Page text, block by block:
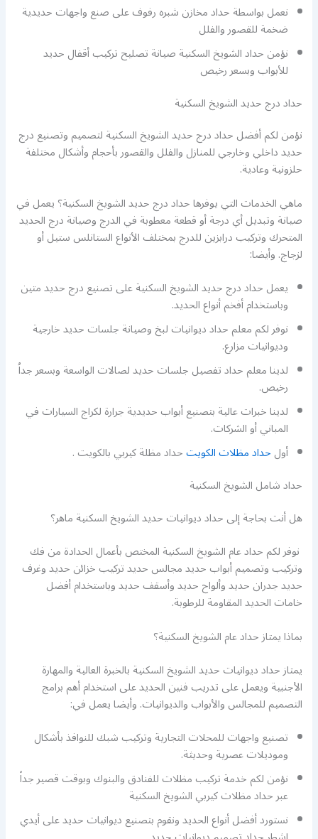
نعمل بواسطة حداد مخازن شبره رفوف على صنع واجهات حديدية
ضخمة للقصور والفلل
نؤمن حداد الشويخ السكنية صيانة تصليح تركيب أقفال حديد
للأبواب وبسعر رخيص
حداد درج حديد الشويخ السكنية
نؤمن لكم أفضل حداد درج حديد الشويخ السكنية لتصميم وتصنيع درج
حديد داخلي وخارجي للمنازل والفلل والقصور بأحجام وأشكال مختلفة
حلزونية وعادية.
ماهي الخدمات التي يوفرها حداد درج حديد الشويخ السكنية؟ يعمل في
صيانة وتبديل أي درجة أو قطعة معطوبة في الدرج وصيانة درج الحديد
المتحرك وتركيب درابزين للدرج بمختلف الأنواع الستانلس ستيل أو
لزجاج. وأيضا:
يعمل حداد درج حديد الشويخ السكنية على تصنيع درج حديد متين
وباستخدام أفخم أنواع الحديد.
نوفر لكم معلم حداد ديوانيات لبخ وصيانة جلسات حديد خارجية
وديوانيات مزارع.
لدينا معلم حداد تفصيل جلسات حديد لصالات الواسعة وبسعر جداُ
رخيص.
لدينا خبرات عالية بتصنيع أبواب حديدية جرارة لكراج السيارات في
المباني أو الشركات.
أولحداد مظلات الكويتحداد مظلة كيربي بالكويت .
حداد شامل الشويخ السكنية
هل أنت بحاجة إلى حداد ديوانيات حديد الشويخ السكنية ماهر؟
نوفر لكم حداد عام الشويخ السكنية المختص بأعمال الحدادة من فك
وتركيب وتصميم أبواب حديد مجالس حديد تركيب خزائن حديد وغرف
حديد جدران حديد وألواح حديد وأسقف حديد وباستخدام أفضل
خامات الحديد المقاومة للرطوبة.
بماذا يمتاز حداد عام الشويخ السكنية؟
يمتاز حداد ديوانيات حديد الشويخ السكنية بالخبرة العالية والمهارة
الأجنبية ويعمل على تدريب فنين الحديد على استخدام أهم برامج
التصميم للمجالس والأبواب والديوانيات. وأيضا يعمل في:
تصنيع واجهات للمحلات التجارية وتركيب شبك للنوافذ بأشكال
وموديلات عصرية وحديثة.
نؤمن لكم خدمة تركيب مظلات للفنادق والبنوك وبوقت قصير جداً
عبر حداد مظلات كيربي الشويخ السكنية
نستورد أفضل أنواع الحديد ونقوم بتصنيع ديوانيات حديد على أيدي